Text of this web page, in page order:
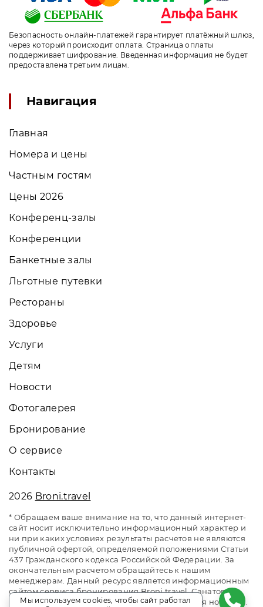
Безопасность онлайн-платежей гарантирует платёжный шлюз,
через который происходит оплата. Страница оплаты
поддерживает шифрование. Введенная информация не будет
предоставлена третьим лицам.
Навигация
Главная
Номера и цены
Частным гостям
Цены 2026
Конференц-залы
Конференции
Банкетные залы
Льготные путевки
Рестораны
Здоровье
Услуги
Детям
Новости
Фотогалерея
Бронирование
О сервисе
Контакты
2026 Broni.travel
* Обращаем ваше внимание на то, что данный интернет-
сайт носит исключительно информационный характер и
ни при каких условиях результаты расчетов не являются
публичной офертой, определяемой положениями Статьи
437 Гражданского кодекса Российской Федерации. За
окончательным расчетом обращайтесь к нашим
менеджерам. Данный ресурс является информационным
сайтом сервиса бронирования Broni.travel. Санаторий
«Звенигородский». Сайт онлайн бронирования номеров.
Мы используем cookies, чтобы сайт работал